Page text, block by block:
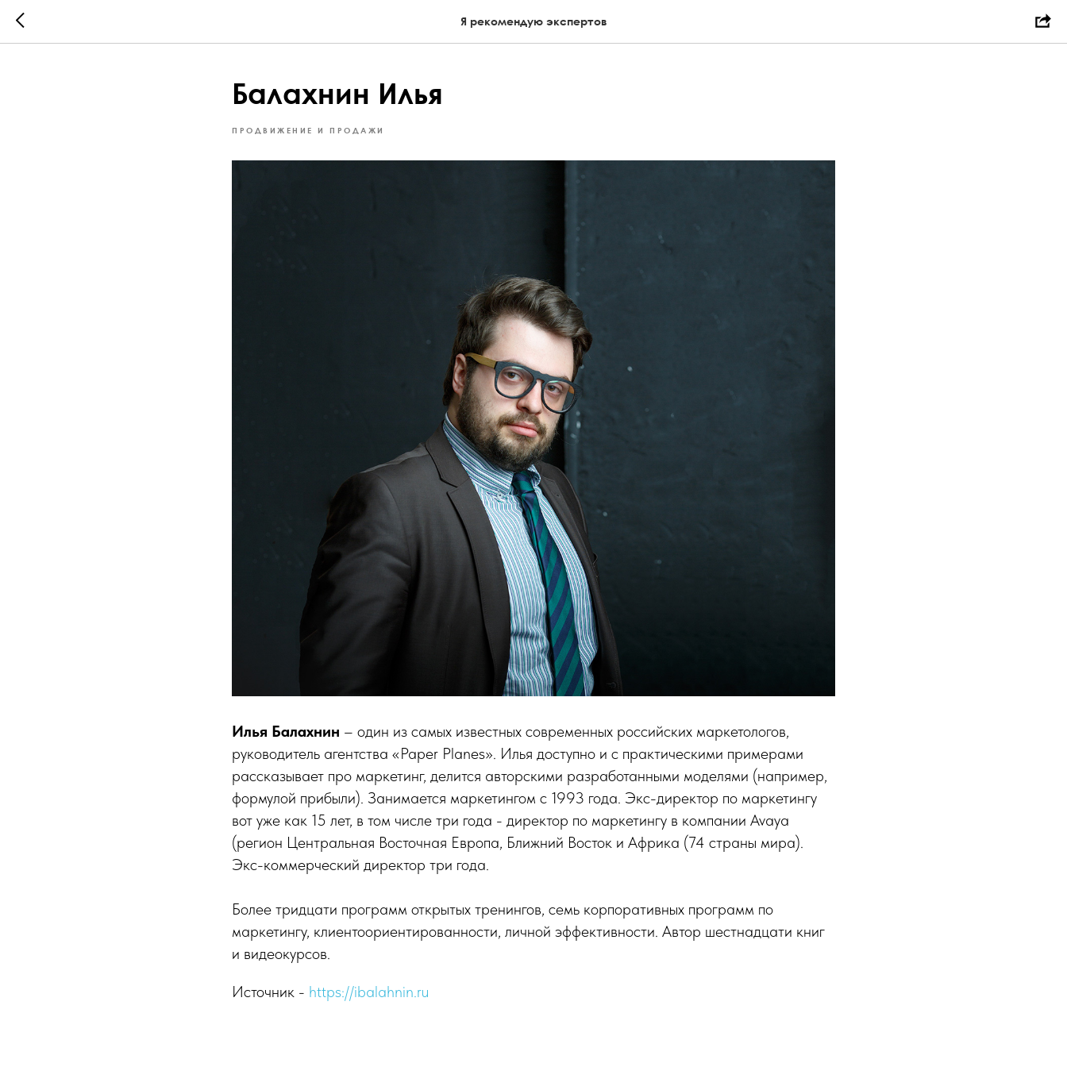
Я рекомендую экспертов
Балахнин Илья
ПРОДВИЖЕНИЕ И ПРОДАЖИ
Илья Балахнин – один из самых известных современных российских маркетологов,
руководитель агентства «Paper Planes». Илья доступно и с практическими примерами
рассказывает про маркетинг, делится авторскими разработанными моделями (например,
формулой прибыли). Занимается маркетингом с 1993 года. Экс-директор по маркетингу
вот уже как 15 лет, в том числе три года - директор по маркетингу в компании Avaya
(регион Центральная Восточная Европа, Ближний Восток и Африка (74 страны мира).
Экс-коммерческий директор три года.
Более тридцати программ открытых тренингов, семь корпоративных программ по
маркетингу, клиентоориентированности, личной эффективности. Автор шестнадцати книг
и видеокурсов.
Источник - https://ibalahnin.ru